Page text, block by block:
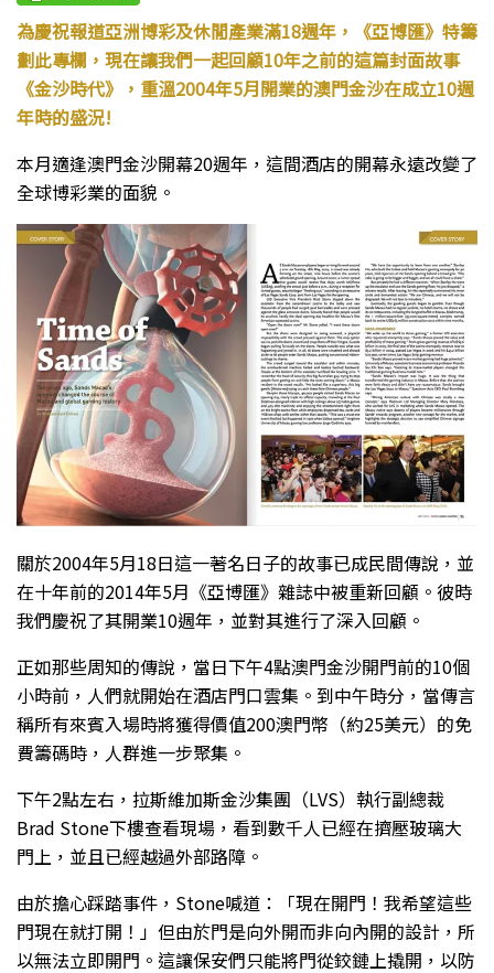
為慶祝報道亞洲博彩及休閒產業滿18週年，《亞博匯》特籌
劃此專欄，現在讓我們一起回顧10年之前的這篇封面故事
《金沙時代》，重溫2004年5月開業的澳門金沙在成立10週
年時的盛況!
本月適逢澳門金沙開幕20週年，這間酒店的開幕永遠改變了
全球博彩業的面貌。
關於2004年5月18日這一著名日子的故事已成民間傳說，並
在十年前的2014年5月《亞博匯》雜誌中被重新回顧。彼時
我們慶祝了其開業10週年，並對其進行了深入回顧。
正如那些周知的傳說，當日下午4點澳門金沙開門前的10個
小時前，人們就開始在酒店門口雲集。到中午時分，當傳言
稱所有來賓入場時將獲得價值200澳門幣（約25美元）的免
費籌碼時，人群進一步聚集。
下午2點左右，拉斯維加斯金沙集團（LVS）執行副總裁
Brad Stone下樓查看現場，看到數千人已經在擠壓玻璃大
門上，並且已經越過外部路障。
由於擔心踩踏事件，Stone喊道：「現在開門！我希望這些
門現在就打開！」但由於門是向外開而非向內開的設計，所
以無法立即開門。這讓保安們只能將門從鉸鏈上撬開，以防